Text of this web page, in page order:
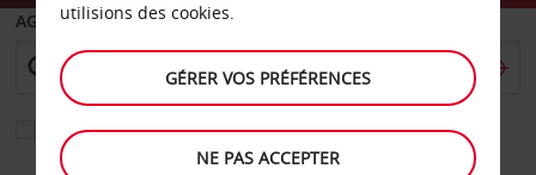
AGENCE DE DÉPART
Sélectionnez une autre agence de retour
utilisions des cookies.
GÉRER VOS PRÉFÉRENCES
NE PAS ACCEPTER